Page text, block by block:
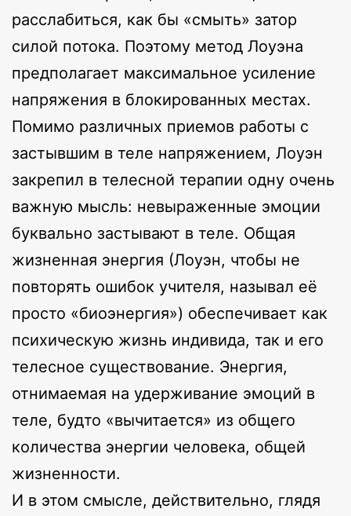
расслабиться, как бы «смыть» затор
силой потока. Поэтому метод Лоуэна
предполагает максимальное усиление
напряжения в блокированных местах.
Помимо различных приемов работы с
застывшим в теле напряжением, Лоуэн
закрепил в телесной терапии одну очень
важную мысль: невыраженные эмоции
буквально застывают в теле. Общая
жизненная энергия (Лоуэн, чтобы не
повторять ошибок учителя, называл её
просто «биоэнергия») обеспечивает как
психическую жизнь индивида, так и его
телесное существование. Энергия,
отнимаемая на удерживание эмоций в
теле, будто «вычитается» из общего
количества энергии человека, общей
жизненности.
И в этом смысле, действительно, глядя